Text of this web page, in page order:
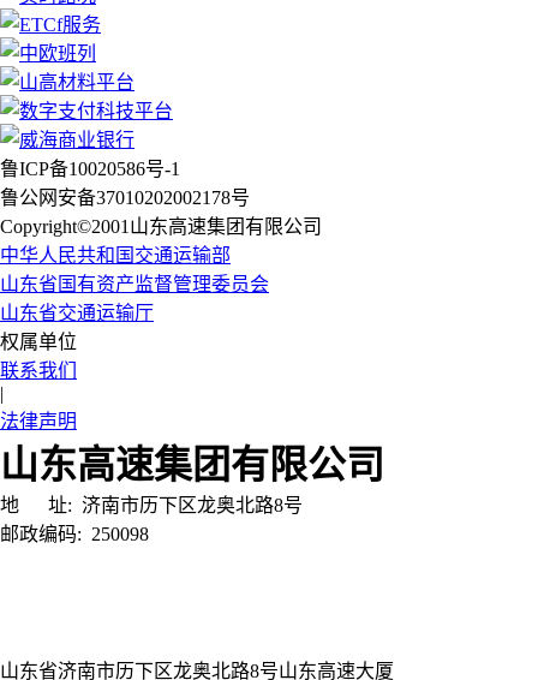
鲁ICP备10020586号-1
鲁公网安备37010202002178号
Copyright©2001山东高速集团有限公司
中华人民共和国交通运输部
山东省国有资产监督管理委员会
山东省交通运输厅
权属单位
联系我们
|
法律声明
山东高速集团有限公司
地 址: 济南市历下区龙奥北路8号
邮政编码: 250098
山东省济南市历下区龙奥北路8号山东高速大厦